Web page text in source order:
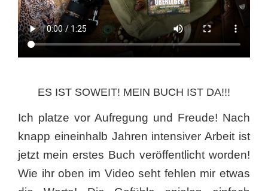
ES IST SOWEIT! MEIN BUCH IST DA!!!
Ich platze vor Aufregung und Freude! Nach
knapp eineinhalb Jahren intensiver Arbeit ist
jetzt mein erstes Buch veröffentlicht worden!
Wie ihr oben im Video seht fehlen mir etwas